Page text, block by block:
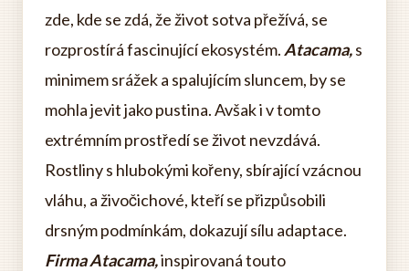
zde, kde se zdá, že život sotva přežívá, se
rozprostírá fascinující ekosystém. Atacama,s
minimem srážek a spalujícím sluncem, by se
mohla jevit jako pustina. Avšak i v tomto
extrémním prostředí se život nevzdává.
Rostliny s hlubokými kořeny, sbírající vzácnou
vláhu, a živočichové, kteří se přizpůsobili
drsným podmínkám, dokazují sílu adaptace.
Firma Atacama,inspirovaná touto